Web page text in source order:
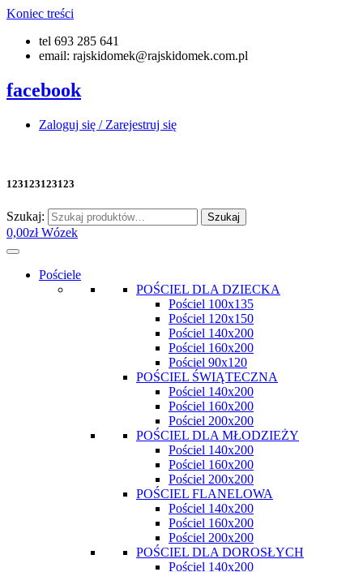
Koniec treści
tel 693 285 641
email: rajskidomek@rajskidomek.com.pl
facebook
Zaloguj się / Zarejestruj się
123123123123
Szukaj: Szukaj
0,00zł Wózek
Pościele
POŚCIEL DLA DZIECKA
Pościel 100x135
Pościel 120x150
Pościel 140x200
Pościel 160x200
Pościel 90x120
POŚCIEL ŚWIĄTECZNA
Pościel 140x200
Pościel 160x200
Pościel 200x200
POŚCIEL DLA MŁODZIEŻY
Pościel 140x200
Pościel 160x200
Pościel 200x200
POŚCIEL FLANELOWA
Pościel 140x200
Pościel 160x200
Pościel 200x200
POŚCIEL DLA DOROSŁYCH
Pościel 140x200